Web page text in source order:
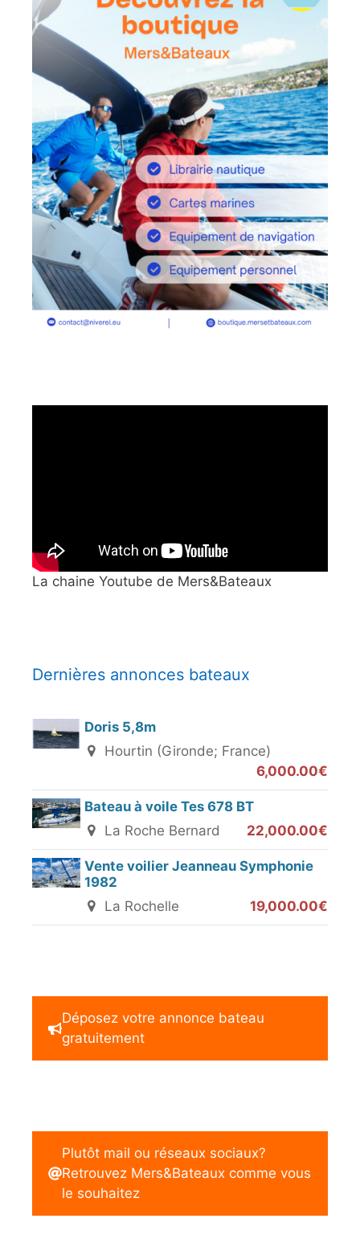
La chaine Youtube de Mers&Bateaux
Dernières annonces bateaux
Doris 5,8m
Hourtin (Gironde; France)
6,000.00€
Bateau à voile Tes 678 BT
La Roche Bernard
22,000.00€
Vente voilier Jeanneau Symphonie
1982
La Rochelle
19,000.00€
Déposez votre annonce bateau
gratuitement
Plutôt mail ou réseaux sociaux?
Retrouvez Mers&Bateaux comme vous
le souhaitez